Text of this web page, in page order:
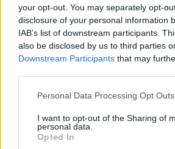
your opt-out. You may separately opt-
disclosure of your personal information
IAB’s list of downstream participants.
also be disclosed by us to third parties
Downstream Participants that may
Please note that this website/app uses
not limited to your visit or usage
grant or deny consent to Google and its
use your data for below specified
Personal Data Processing Opt Outs
I want to opt-out of the Sharing of
personal data.
Opted In
Népszerű